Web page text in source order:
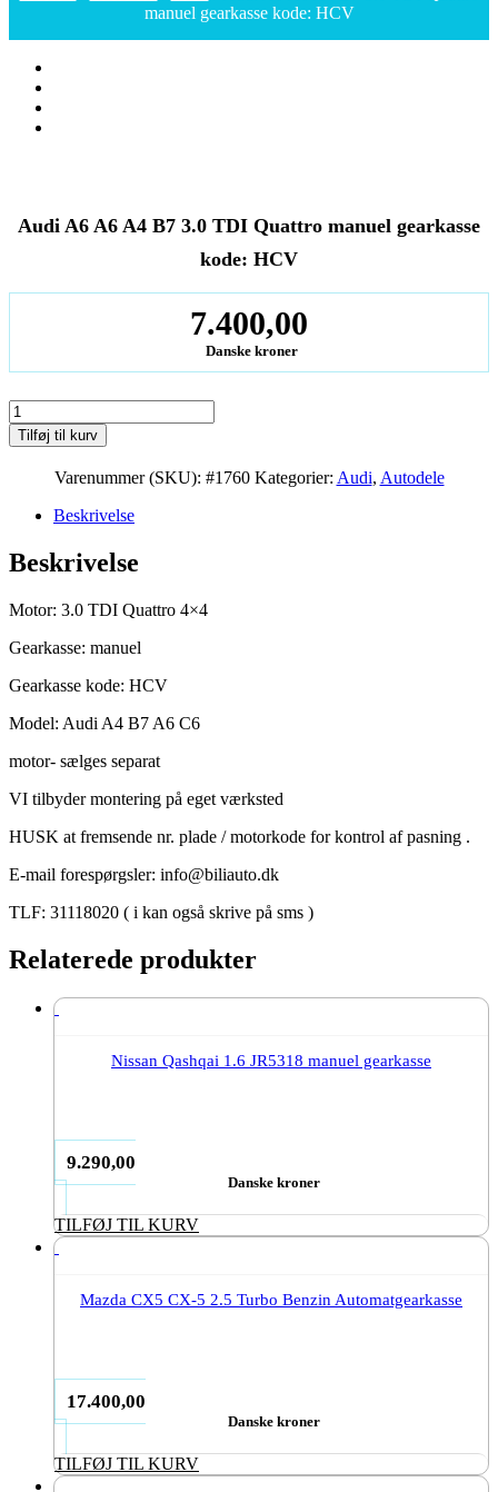
manuel gearkasse kode: HCV
Audi A6 A6 A4 B7 3.0 TDI Quattro manuel gearkasse
kode: HCV
7.400,00
Danske kroner
Audi
A6
A6
Quattro
manuel
kode:
antal
Tilføj til kurv
Varenummer (SKU): #1760 Kategorier: Audi, Autodele
Beskrivelse
Beskrivelse
Motor: 3.0 TDI Quattro 4×4
Gearkasse: manuel
Gearkasse kode: HCV
Model: Audi A4 B7 A6 C6
motor- sælges separat
VI tilbyder montering på eget værksted
HUSK at fremsende nr. plade / motorkode for kontrol af pasning .
E-mail forespørgsler: info@biliauto.dk
TLF: 31118020 ( i kan også skrive på sms )
Relaterede produkter
Nissan Qashqai 1.6 JR5318 manuel gearkasse
9.290,00
Danske kroner
TILFØJ TIL KURV
Mazda CX5 CX-5 2.5 Turbo Benzin Automatgearkasse
17.400,00
Danske kroner
TILFØJ TIL KURV